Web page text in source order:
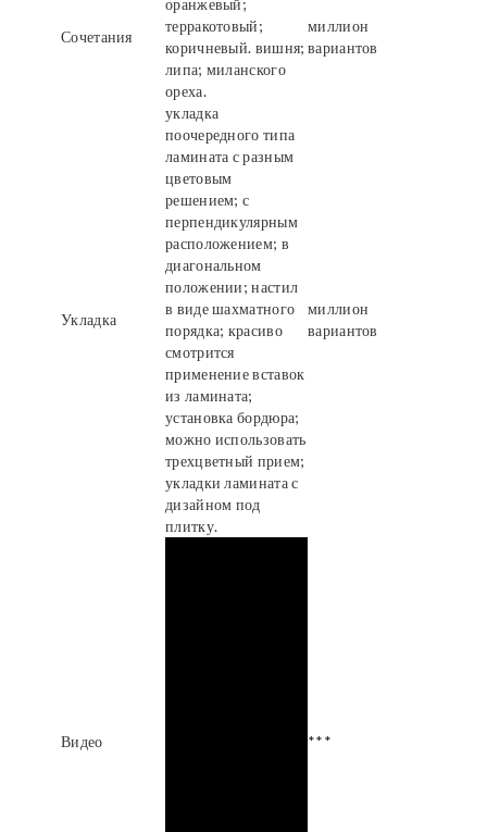
Сочетания
оранжевый;
терракотовый;
коричневый. вишня;
липа; миланского
ореха.
миллион
вариантов
Укладка
укладка
поочередного типа
ламината с разным
цветовым
решением; с
перпендикулярным
расположением; в
диагональном
положении; настил
в виде шахматного
порядка; красиво
смотрится
применение вставок
из ламината;
установка бордюра;
можно использовать
трехцветный прием;
укладки ламината с
дизайном под
плитку.
миллион
вариантов
Видео ***